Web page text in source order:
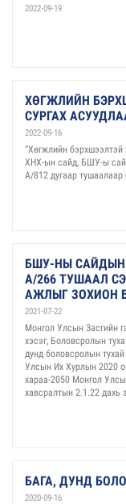
2022-09-19
ХӨГЖЛИЙН
СУРГАХ
2022-09-16
“Хөгжлийн бэрхшээлтэй
ХНХ-ын сайд, БШУ-ы
А/812 дугаар тушаалаар
БШУ-НЫ САЙДЫН
А/266 ТУШААЛ
АЖЛЫГ ЗОХИОН
2021-07-22
Монгол Улсын Засгийн
хэсэг, Боловсролын
дунд боловсролын
Улсын Их Хурлын 2020
хараа-2050 Монгол
хавсралтын 2.1.22 дахь
БАГА, ДУНД
2020-09-16